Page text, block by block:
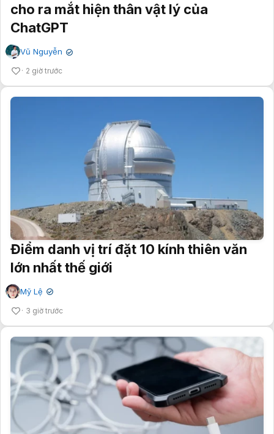
cho ra mắt hiện thân vật lý của
ChatGPT
Vũ Nguyễn ✔
2 giờ trước
Điểm danh vị trí đặt 10 kính thiên văn
lớn nhất thế giới
Mỹ Lệ ✔
3 giờ trước